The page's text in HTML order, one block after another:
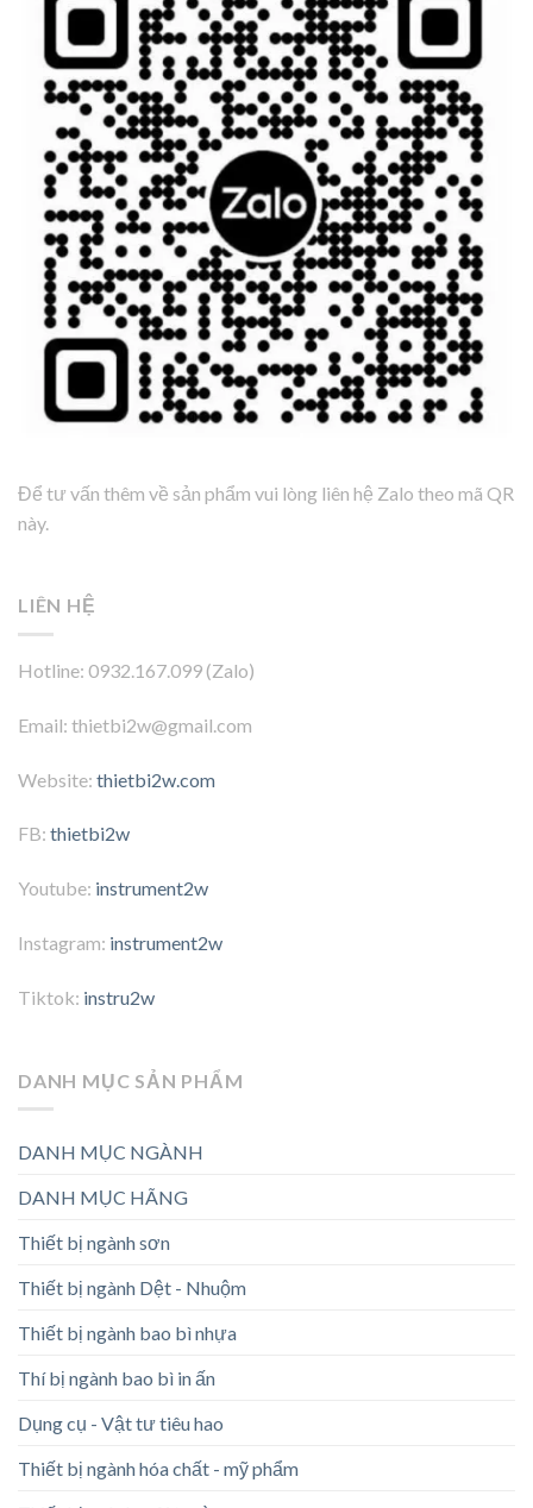
Để tư vấn thêm về sản phẩm vui lòng liên hệ Zalo theo mã QR
này.
LIÊN HỆ
Hotline: 0932.167.099 (Zalo)
Email: thietbi2w@gmail.com
Website: thietbi2w.com
FB: thietbi2w
Youtube: instrument2w
Instagram: instrument2w
Tiktok: instru2w
DANH MỤC SẢN PHẨM
DANH MỤC NGÀNH
DANH MỤC HÃNG
Thiết bị ngành sơn
Thiết bị ngành Dệt - Nhuộm
Thiết bị ngành bao bì nhựa
Thí bị ngành bao bì in ấn
Dụng cụ - Vật tư tiêu hao
Thiết bị ngành hóa chất - mỹ phẩm